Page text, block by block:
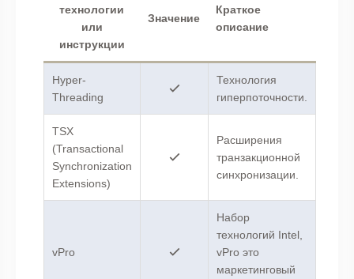
технологии
или
инструкции
Значение
Краткое
описание
Hyper-
Threading
Технология
гиперпоточности.
TSX
(Transactional
Synchronization
Extensions)
Расширения
транзакционной
синхронизации.
vPro
Набор
технологий Intel,
vPro это
маркетинговый